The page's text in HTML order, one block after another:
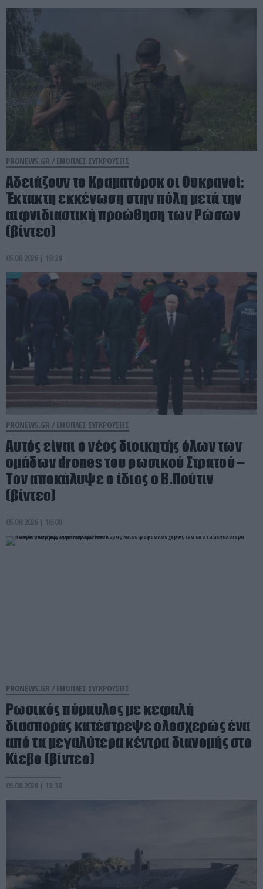
PRONEWS.GR / ΕΝΟΠΛΕΣ ΣΥΓΚΡΟΥΣΕΙΣ
Αδειάζουν το Κραματόρσκ οι Ουκρανοί:
Έκτακτη εκκένωση στην πόλη μετά την
αιφνιδιαστική προώθηση των Ρώσων
(βίντεο)
05.08.2026 | 19:24
PRONEWS.GR / ΕΝΟΠΛΕΣ ΣΥΓΚΡΟΥΣΕΙΣ
Αυτός είναι ο νέος διοικητής όλων των
ομάδων drones του ρωσικού Στρατού –
Τον αποκάλυψε ο ίδιος ο Β.Πούτιν
(βίντεο)
05.08.2026 | 16:00
PRONEWS.GR / ΕΝΟΠΛΕΣ ΣΥΓΚΡΟΥΣΕΙΣ
Ρωσικός πύραυλος με κεφαλή
διασποράς κατέστρεψε ολοσχερώς ένα
από τα μεγαλύτερα κέντρα διανομής στο
Κίεβο (βίντεο)
05.08.2026 | 13:38